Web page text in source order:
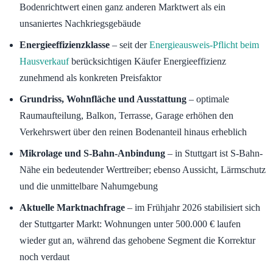
Bodenrichtwert einen ganz anderen Marktwert als ein
unsaniertes Nachkriegsgebäude
Energieeffizienzklasse – seit derEnergieausweis-Pflicht beim
Hausverkaufberücksichtigen Käufer Energieeffizienz
zunehmend als konkreten Preisfaktor
Grundriss, Wohnfläche und Ausstattung – optimale
Raumaufteilung, Balkon, Terrasse, Garage erhöhen den
Verkehrswert über den reinen Bodenanteil hinaus erheblich
Mikrolage und S-Bahn-Anbindung – in Stuttgart ist S-Bahn-
Nähe ein bedeutender Werttreiber; ebenso Aussicht, Lärmschutz
und die unmittelbare Nahumgebung
Aktuelle Marktnachfrage – im Frühjahr 2026 stabilisiert sich
der Stuttgarter Markt: Wohnungen unter 500.000 € laufen
wieder gut an, während das gehobene Segment die Korrektur
noch verdaut